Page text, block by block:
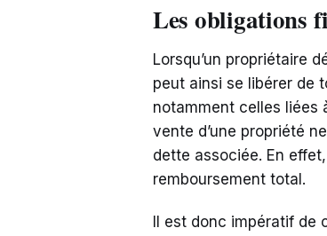
Les obligations
Lorsqu’un propriétaire
peut ainsi se libérer de
notamment celles liées
vente d’une propriété
dette associée. En
remboursement total.
Il est donc impératif de